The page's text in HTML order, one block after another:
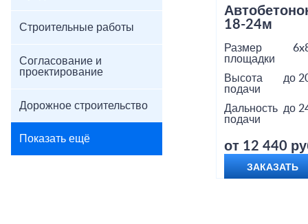
Строительные работы
Согласование и
проектирование
Дорожное строительство
Показать ещё
18-24м
Размер
площадки
Высота
подачи
до
Дальность
подачи
до
от 12 440
ЗАКАЗАТЬ